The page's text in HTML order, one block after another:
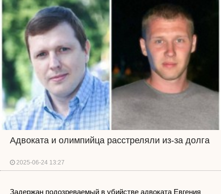
Адвоката и олимпийца расстреляли из-за долга
2025-06-24 13:27
Задержан подозреваемый в убийстве адвоката Евгения